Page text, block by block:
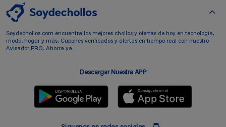
Soydechollos.com encuentra los mejores chollos y ofertas de hoy en tecnología,
moda, hogar y más. Cupones verificados y alertas en tiempo real con nuestro
Avisador PRO. Ahorra ya
Descargar Nuestra APP